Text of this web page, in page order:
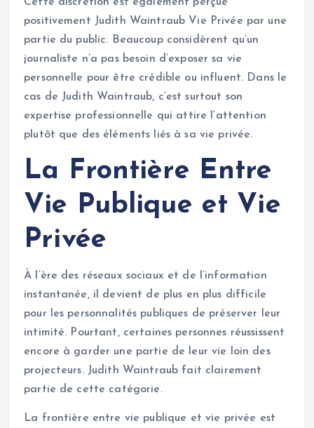
positivement Judith Waintraub Vie Privée par une
partie du public. Beaucoup considèrent qu’un
journaliste n’a pas besoin d’exposer sa vie
personnelle pour être crédible ou influent. Dans le
cas de Judith Waintraub, c’est surtout son
expertise professionnelle qui attire l’attention
plutôt que des éléments liés à sa vie privée.
La Frontière Entre
Vie Publique et Vie
Privée
À l’ère des réseaux sociaux et de l’information
instantanée, il devient de plus en plus difficile
pour les personnalités publiques de préserver leur
intimité. Pourtant, certaines personnes réussissent
encore à garder une partie de leur vie loin des
projecteurs. Judith Waintraub fait clairement
partie de cette catégorie.
La frontière entre vie publique et vie privée est